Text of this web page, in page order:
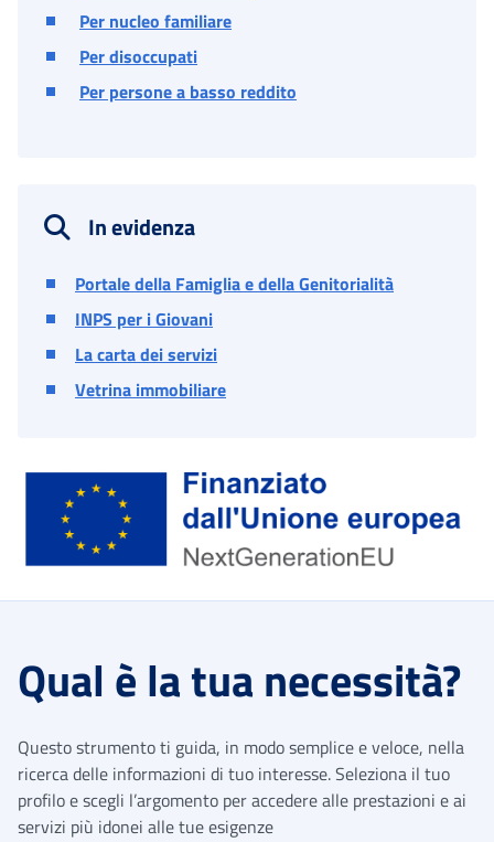
Per nucleo familiare
Per disoccupati
Per persone a basso reddito
In evidenza
Portale della Famiglia e della Genitorialità
INPS per i Giovani
La carta dei servizi
Vetrina immobiliare
Qual è la tua necessità?
Questo strumento ti guida, in modo semplice e veloce, nella
ricerca delle informazioni di tuo interesse. Seleziona il tuo
profilo e scegli l’argomento per accedere alle prestazioni e ai
servizi più idonei alle tue esigenze